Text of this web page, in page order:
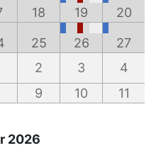
18 19 20
25 26 27
2 3
4
9 10 11
2026